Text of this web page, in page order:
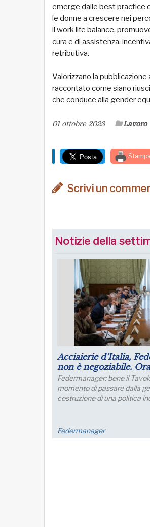
emerge dalle best practice
le donne a crescere nei
il work life balance,
cura e di assistenza,
retributiva.
Valorizzano la pubblicazione
raccontato come siano
che conduce alla gender
01 ottobre 2023 Lavoro
Stampa
Scrivi un
Notizie della
Puntare su
futuro dell’industria
Lo sviluppo di quest’area è
collegamento con l’Europa
FM Trieste